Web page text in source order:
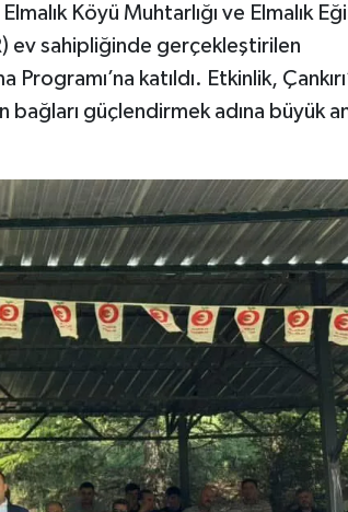
Köyü Muhtarlığı ve Elmalık
ev sahipliğinde gerçekleştirilen
katıldı. Etkinlik,
bağları güçlendirmek adına büyük